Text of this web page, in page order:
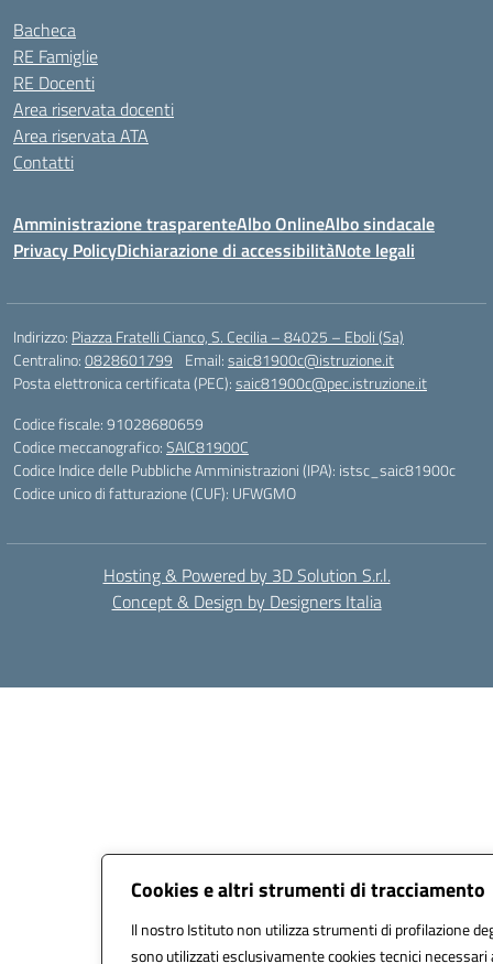
Cookies e altri strumenti di tracciamento
Il nostro Istituto non utilizza strumenti di profilazione
sono utilizzati esclusivamente cookies tecnici necessari
Bacheca
RE Famiglie
RE Docenti
Area riservata docenti
Area riservata ATA
Contatti
Amministrazione trasparenteAlbo OnlineAlbo sindacale
Privacy PolicyDichiarazione di accessibilitàNote legali
Indirizzo: Piazza Fratelli Cianco, S. Cecilia – 84025 – Eboli (Sa)
Centralino:0828601799 Email:saic81900c@istruzione.it
Posta elettronica certificata (PEC):saic81900c@pec.istruzione.it
Codice fiscale: 91028680659
Codice meccanografico:SAIC81900C
Codice Indice delle Pubbliche Amministrazioni (IPA): istsc_saic81900c
Codice unico di fatturazione (CUF): UFWGMO
Hosting & Powered by 3D Solution S.r.l.
Concept & Design by Designers Italia